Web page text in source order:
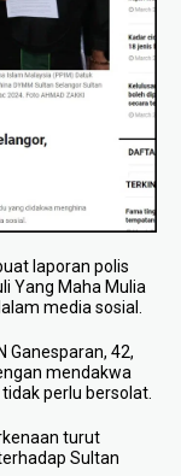
laporan polis
Yang Maha Mulia
media sosial.
Ganesparan, 42,
mendakwa
perlu bersolat.
turut
Sultan